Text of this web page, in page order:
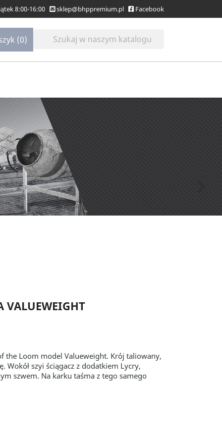
8:00-16:00 sklep@bhppremium.pl Facebook
(0)

Następny
VALUEWEIGHT
the Loom model Valueweight. Krój taliowany,
Wokół szyi ściągacz z dodatkiem Lycry,
szwem. Na karku taśma z tego samego